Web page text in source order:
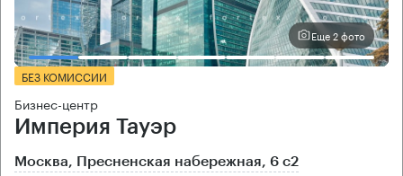
Еще 2 фото
БЕЗ КОМИССИИ
Бизнес-центр
Империя Тауэр
Москва, Пресненская набережная, 6 с2